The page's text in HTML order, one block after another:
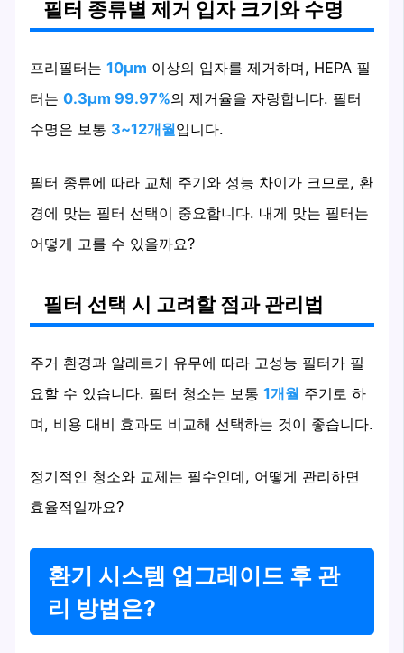
필터 종류별 제거 입자 크기와 수명
프리필터는10μm 이상의 입자를 제거하며, HEPA 필
터는0.3μm 99.97%의 제거율을 자랑합니다. 필터
수명은 보통 3~12개월입니다.
필터 종류에 따라 교체 주기와 성능 차이가 크므로, 환
경에 맞는 필터 선택이 중요합니다. 내게 맞는 필터는
어떻게 고를 수 있을까요?
필터 선택 시 고려할 점과 관리법
주거 환경과 알레르기 유무에 따라 고성능 필터가 필
요할 수 있습니다. 필터 청소는 보통1개월 주기로 하
며, 비용 대비 효과도 비교해 선택하는 것이 좋습니다.
정기적인 청소와 교체는 필수인데, 어떻게 관리하면
효율적일까요?
환기 시스템 업그레이드 후 관
리 방법은?